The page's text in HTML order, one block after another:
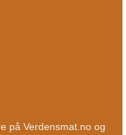
på Verdensmat.no og